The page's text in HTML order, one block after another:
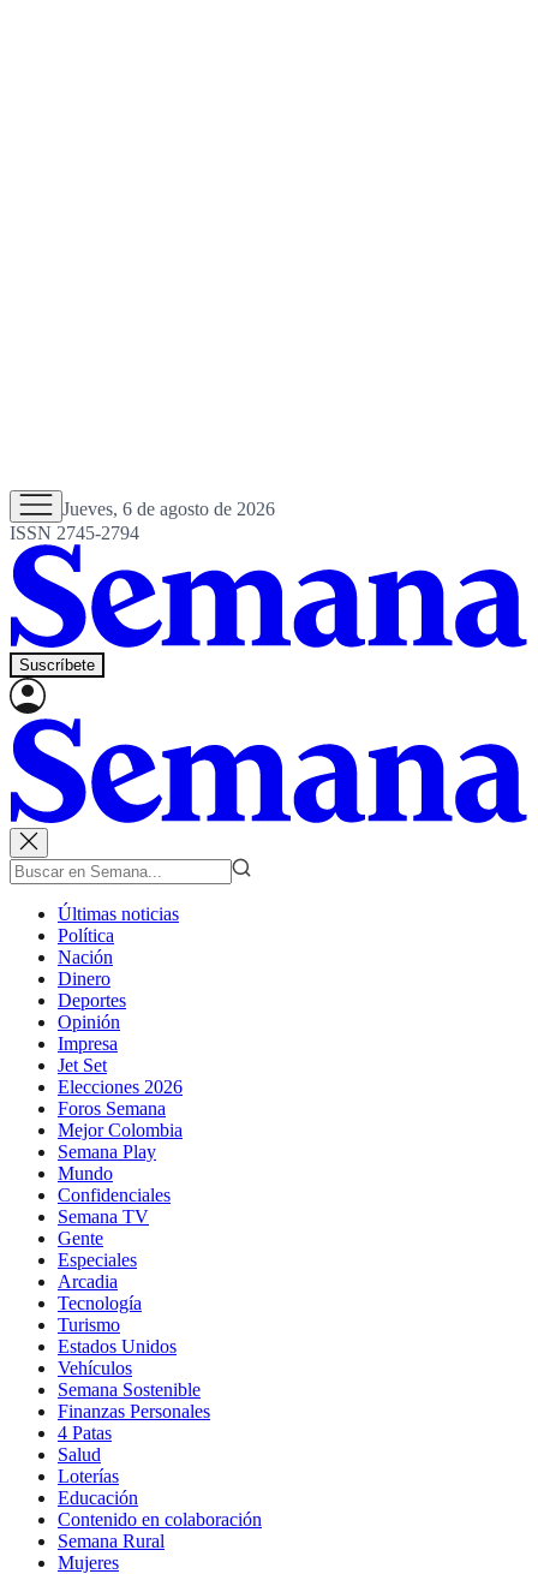
Jueves, 6 de agosto de 2026
ISSN 2745-2794
Suscríbete
Últimas noticias
Política
Nación
Dinero
Deportes
Opinión
Impresa
Jet Set
Elecciones 2026
Foros Semana
Mejor Colombia
Semana Play
Mundo
Confidenciales
Semana TV
Gente
Especiales
Arcadia
Tecnología
Turismo
Estados Unidos
Vehículos
Semana Sostenible
Finanzas Personales
4 Patas
Salud
Loterías
Educación
Contenido en colaboración
Semana Rural
Mujeres